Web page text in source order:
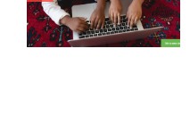
stralen?